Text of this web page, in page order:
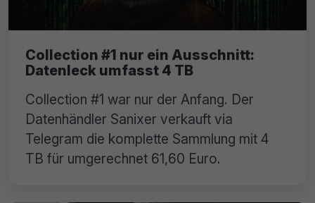
Collection #1 nur ein Ausschnitt:
Datenleck umfasst 4 TB
Collection #1 war nur der Anfang. Der
Datenhändler Sanixer verkauft via
Telegram die komplette Sammlung mit 4
TB für umgerechnet 61,60 Euro.